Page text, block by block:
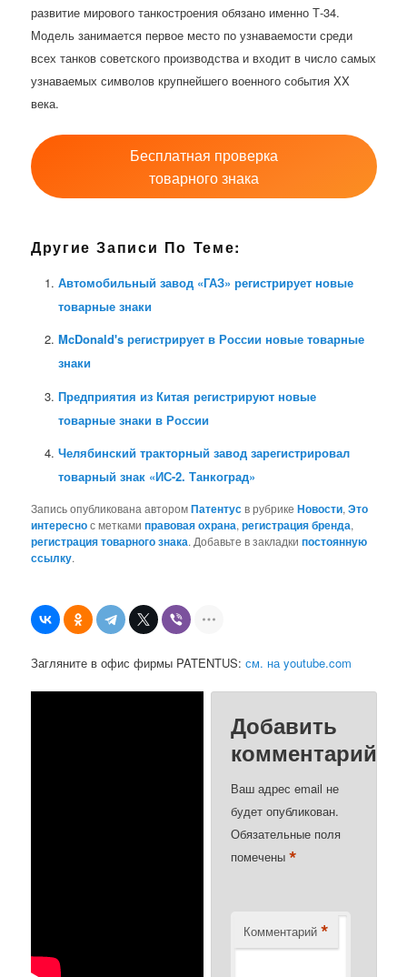
развитие мирового танкостроения обязано именно Т-34.
Модель занимается первое место по узнаваемости среди
всех танков советского производства и входит в число самых
узнаваемых символов крупнейшего военного события XX
века.
Бесплатная проверка
товарного знака
Другие Записи По Теме:
Автомобильный завод «ГАЗ» регистрирует новые
товарные знаки
McDonald's регистрирует в России новые товарные
знаки
Предприятия из Китая регистрируют новые
товарные знаки в России
Челябинский тракторный завод зарегистрировал
товарный знак «ИС-2. Танкоград»
Запись опубликована авторомПатентусв рубрикеНовости,Это
интереснос меткамиправовая охрана,регистрация бренда,
регистрация товарного знака. Добавьте в закладкипостоянную
ссылку.
Загляните в офис фирмы PATENTUS:см. на youtube.com
Добавить
комментарий
Ваш адрес email не
будет опубликован.
Обязательные поля
помечены*
Комментарий *